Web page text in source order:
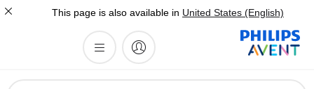
This page is also available in United States (English)